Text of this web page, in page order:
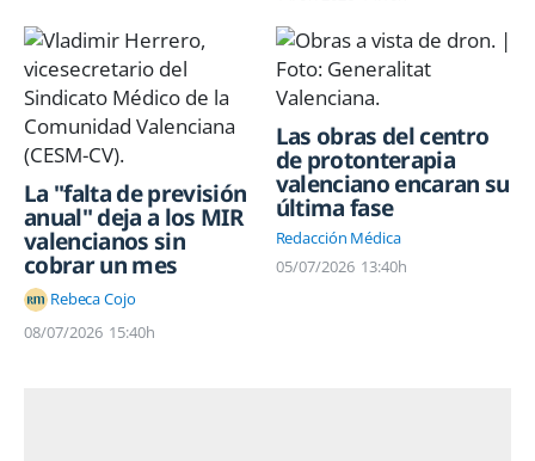
La "falta de previsión
anual" deja a los MIR
valencianos sin
cobrar un mes
Rebeca Cojo
08/07/2026 15:40h
Las obras del centro
de protonterapia
valenciano encaran su
última fase
Redacción Médica
05/07/2026 13:40h